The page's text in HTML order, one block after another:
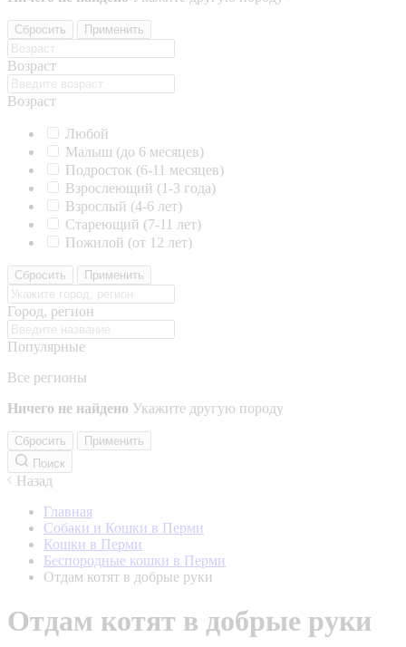
Сбросить Применить
Возраст
Возраст
Любой
Малыш (до 6 месяцев)
Подросток (6-11 месяцев)
Взрослеющий (1-3 года)
Взрослый (4-6 лет)
Стареющий (7-11 лет)
Пожилой (от 12 лет)
Сбросить Применить
Город, регион
Популярные
Все регионы
Ничего не найдено Укажите другую породу
Сбросить
Применить
Поиск
Назад
Главная
Собаки и Кошки в Перми
Кошки в Перми
Беспородные кошки в Перми
Отдам котят в добрые руки
Отдам котят в добрые руки